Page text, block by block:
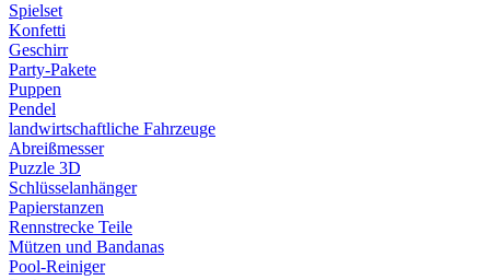
Spielset
Konfetti
Geschirr
Party-Pakete
Puppen
Pendel
landwirtschaftliche Fahrzeuge
Abreißmesser
Puzzle 3D
Schlüsselanhänger
Papierstanzen
Rennstrecke Teile
Mützen und Bandanas
Pool-Reiniger